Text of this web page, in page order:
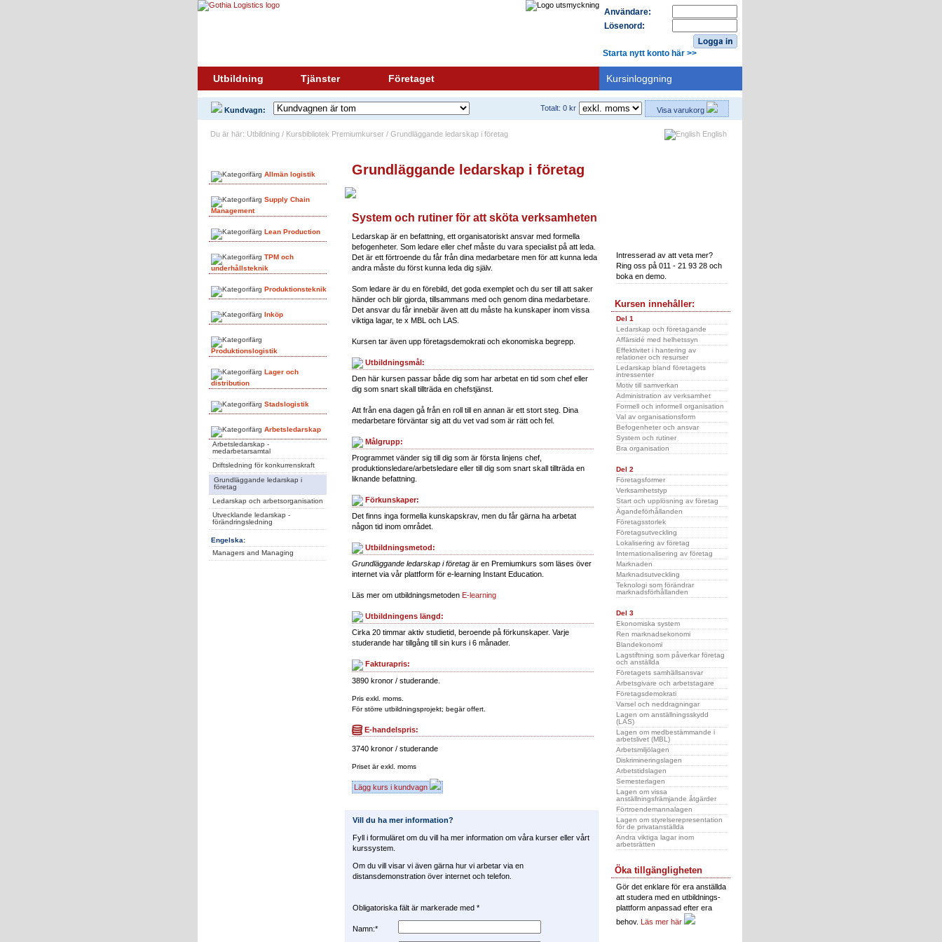
Användare:
Lösenord:
Starta nytt konto här >>
Utbildning Tjänster Företaget Kursinloggning
Kundvagn: Totalt: 0 kr Visa varukorg
Du är här: Utbildning / Kursbibliotek Premiumkurser / Grundläggande ledarskap i företag English
Allmän logistik
Supply Chain
Management
Lean Production
TPM och
underhållsteknik
Produktionsteknik
Inköp
Produktionslogistik
Lager och
distribution
Stadslogistik
Arbetsledarskap
Arbetsledarskap -
medarbetarsamtal
Driftsledning för konkurrenskraft
Grundläggande ledarskap i
företag
Ledarskap och arbetsorganisation
Utvecklande ledarskap -
förändringsledning
Engelska:
Managers and Managing
Grundläggande ledarskap i företag
System och rutiner för att sköta verksamheten
Ledarskap är en befattning, ett organisatoriskt ansvar med formella
befogenheter. Som ledare eller chef måste du vara specialist på att leda.
Det är ett förtroende du får från dina medarbetare men för att kunna leda
andra måste du först kunna leda dig själv.
Som ledare är du en förebild, det goda exemplet och du ser till att saker
händer och blir gjorda, tillsammans med och genom dina medarbetare.
Det ansvar du får innebär även att du måste ha kunskaper inom vissa
viktiga lagar, te x MBL och LAS.
Kursen tar även upp företagsdemokrati och ekonomiska begrepp.
Utbildningsmål:
Den här kursen passar både dig som har arbetat en tid som chef eller
dig som snart skall tillträda en chefstjänst.
Att från ena dagen gå från en roll till en annan är ett stort steg. Dina
medarbetare förväntar sig att du vet vad som är rätt och fel.
Målgrupp:
Programmet vänder sig till dig som är första linjens chef,
produktionsledare/arbetsledare eller till dig som snart skall tillträda en
liknande befattning.
Förkunskaper:
Det finns inga formella kunskapskrav, men du får gärna ha arbetat
någon tid inom området.
Utbildningsmetod:
Grundläggande ledarskap i företag är en Premiumkurs som läses över
internet via vår plattform för e-learning Instant Education.
Läs mer om utbildningsmetoden E-learning
Utbildningens längd:
Cirka 20 timmar aktiv studietid, beroende på förkunskaper. Varje
studerande har tillgång till sin kurs i 6 månader.
Fakturapris:
3890 kronor / studerande.
Pris exkl. moms.
För större utbildningsprojekt; begär offert.
E-handelspris:
3740 kronor / studerande
Priset är exkl. moms
Lägg kurs i kundvagn
Vill du ha mer information?
Fyll i formuläret om du vill ha mer information om våra kurser eller vårt
kurssystem.
Om du vill visar vi även gärna hur vi arbetar via en
distansdemonstration över internet och telefon.
Obligatoriska fält är markerade med *
Namn:*
Intresserad av att veta mer?
Ring oss på 011 - 21 93 28 och
boka en demo.
Kursen innehåller:
Del 1
Ledarskap och företagande
Affärsidé med helhetssyn
Effektivitet i hantering av
relationer och resurser
Ledarskap bland företagets
intressenter
Motiv till samverkan
Administration av verksamhet
Formell och informell organisation
Val av organisationsform
Befogenheter och ansvar
System och rutiner
Bra organisation
Del 2
Företagsformer
Verksamhetstyp
Start och upplösning av företag
Ägandeförhållanden
Företagsstorlek
Företagsutveckling
Lokalisering av företag
Internationalisering av företag
Marknaden
Marknadsutveckling
Teknologi som förändrar
marknadsförhållanden
Del 3
Ekonomiska system
Ren marknadsekonomi
Blandekonomi
Lagstiftning som påverkar företag
och anställda
Företagets samhällsansvar
Arbetsgivare och arbetstagare
Företagsdemokrati
Varsel och neddragningar
Lagen om anställningsskydd
(LAS)
Lagen om medbestämmande i
arbetslivet (MBL)
Arbetsmiljölagen
Diskrimineringslagen
Arbetstidslagen
Semesterlagen
Lagen om vissa
anställningsfrämjande åtgärder
Förtroendemannalagen
Lagen om styrelserepresentation
för de privatanställda
Andra viktiga lagar inom
arbetsrätten
Öka tillgängligheten
Gör det enklare för era anställda
att studera med en utbildnings-
plattform anpassad efter era
behov. Läs mer här